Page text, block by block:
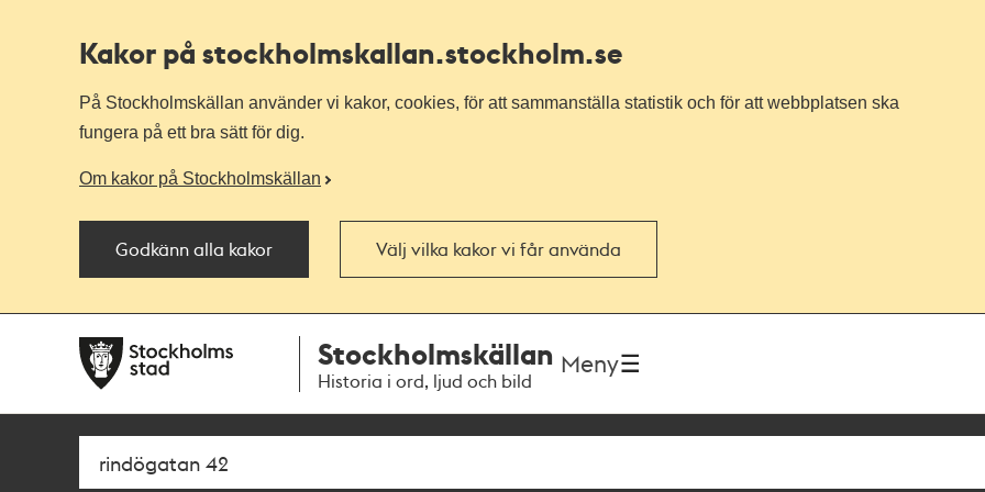
Kakor på stockholmskallan.stockholm.se
På Stockholmskällan använder vi kakor, cookies, för att sammanställa statistik och för att webbplatsen ska
fungera på ett bra sätt för dig.
Om kakor på Stockholmskällan
Godkänn alla kakor Välj vilka kakor vi får använda
navigationen
huvudinnehållet
Stockholmskällan
Historia i ord, ljud och bild
Meny
Sök